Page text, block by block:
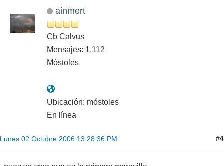
ainmert
Cb Calvus
Mensajes: 1,112
Móstoles
Ubicación: móstoles
En línea
Lunes 02 Octubre 2006 13:28:36 PM #4